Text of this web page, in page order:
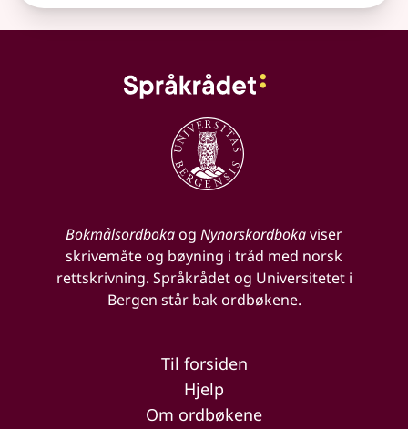
Bokmålsordbokaog Nynorskordbokaviser
skrivemåte og bøyning i tråd med norsk
rettskrivning. Språkrådet og Universitetet i
Bergen står bak ordbøkene.
Til forsiden
Hjelp
Om ordbøkene